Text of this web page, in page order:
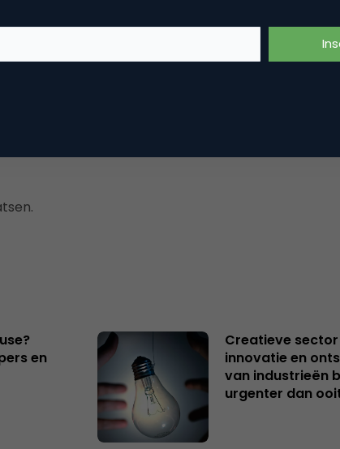
en
Creatieve
innovatie en
van industrieën
urgenter dan